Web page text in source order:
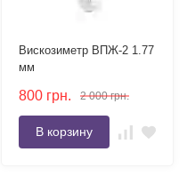
Вискозиметр ВПЖ-2 1.77
мм
800 грн. 2 000 грн.
В корзину